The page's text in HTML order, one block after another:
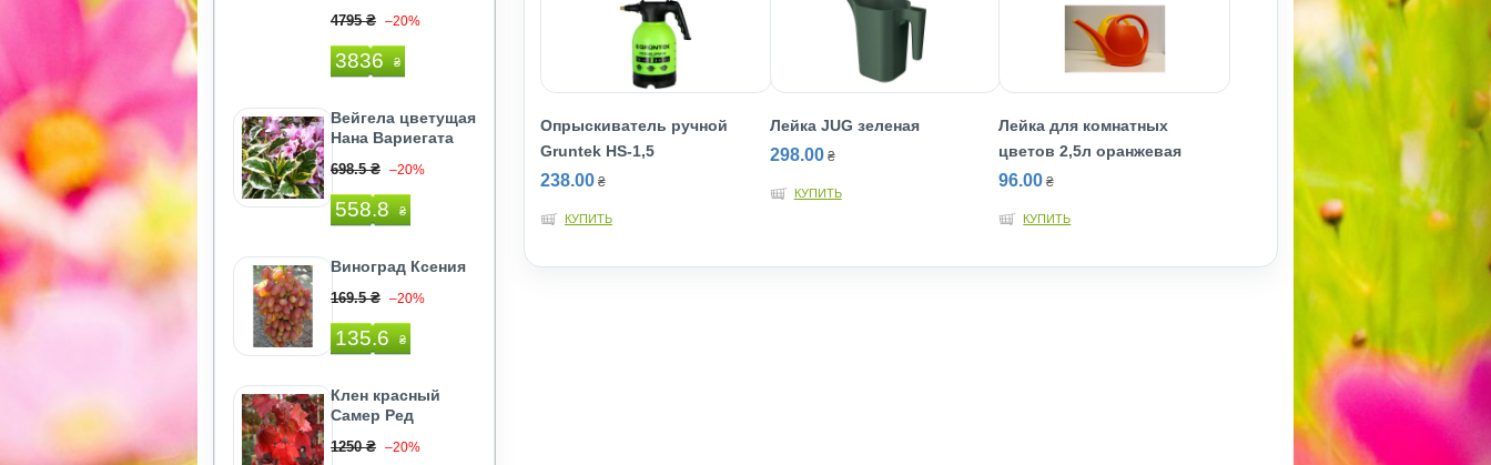
4795 ₴ –20%
3836 ₴
Вейгела цветущая
Нана Вариегата
698.5 ₴ –20%
558.8 ₴
Виноград Ксения
169.5 ₴ –20%
135.6 ₴
Клен красный
Самер Ред
1250 ₴ –20%
Опрыскиватель ручной
Gruntek HS-1,5
238.00 ₴
КУПИТЬ
Лейка JUG зеленая
298.00 ₴
КУПИТЬ
Лейка для комнатных
цветов 2,5л оранжевая
96.00 ₴
КУПИТЬ